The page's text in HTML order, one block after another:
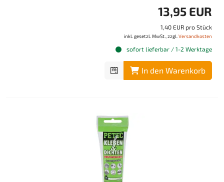
13,95 EUR
1,40 EUR pro Stück
inkl. gesetzl. MwSt., zzgl. Versandkosten
sofort lieferbar / 1-2 Werktage
In den Warenkorb